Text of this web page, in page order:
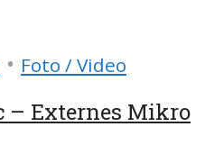
• Foto / Video
– Externes Mikro